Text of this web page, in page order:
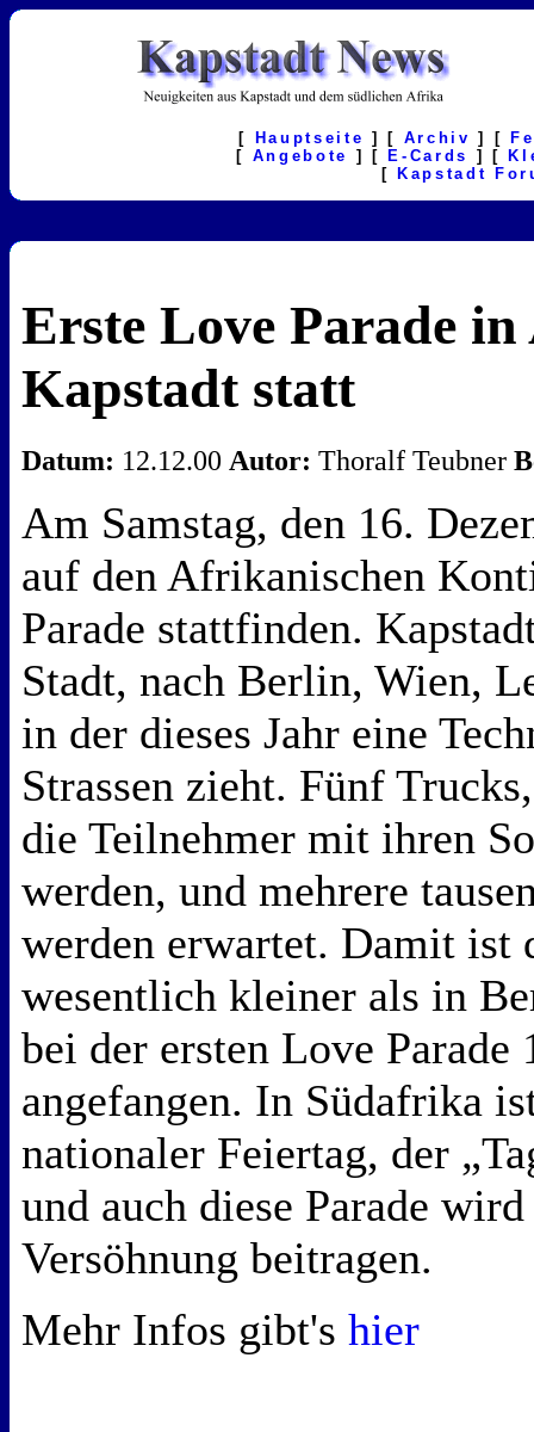
[ Hauptseite ] [ Archiv ] [
[ Angebote ] [ E-Cards ] [
[
Kapstadt
Erste Love Parade
Kapstadt statt
Datum: 12.12.00 Autor: Thoralf Teubner
Am Samstag, den 16.
auf den Afrikanischen
Parade stattfinden.
Stadt, nach Berlin, Wien,
in der dieses Jahr eine
Strassen zieht. Fünf
die Teilnehmer mit ihren
werden, und mehrere
werden erwartet. Damit ist
wesentlich kleiner als in
bei der ersten Love Parade
angefangen. In Südafrika
nationaler Feiertag, der
und auch diese Parade
Versöhnung beitragen.
Mehr Infos gibt's hier